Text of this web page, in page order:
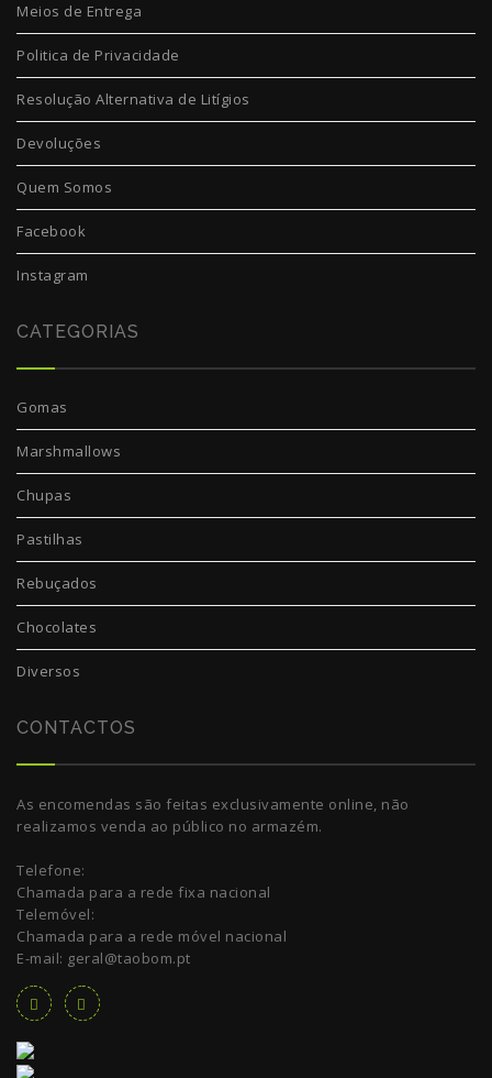
Meios de Entrega
Politica de Privacidade
Resolução Alternativa de Litígios
Devoluções
Quem Somos
Facebook
Instagram
CATEGORIAS
Gomas
Marshmallows
Chupas
Pastilhas
Rebuçados
Chocolates
Diversos
CONTACTOS
As encomendas são feitas exclusivamente online, não
realizamos venda ao público no armazém.
Telefone:
Chamada para a rede fixa nacional
Telemóvel:
Chamada para a rede móvel nacional
E-mail: geral@taobom.pt